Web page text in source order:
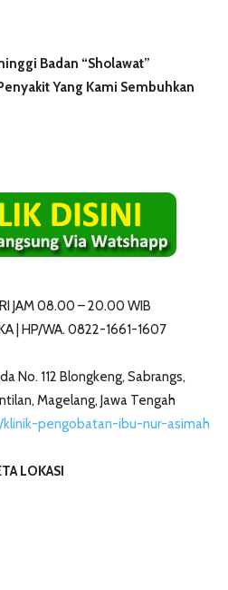
Badan “Sholawat”
Yang Kami Sembuhkan
JAM 08.00 – 20.00 WIB
| HP/WA. 0822-1661-1607
No. 112 Blongkeng, Sabrangs,
Magelang, Jawa Tengah
pengobatan-ibu-nur-asimah
LOKASI